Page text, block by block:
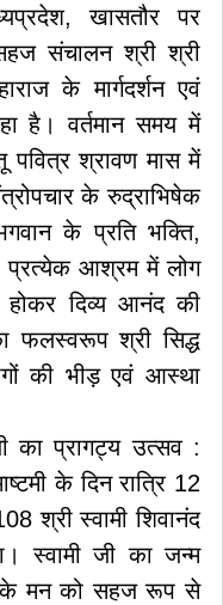
खासतौर पर
संचालन श्री श्री
के मार्गदर्शन एवं
है। वर्तमान समय में
पवित्र श्रावण मास में
के रुद्राभिषेक
के प्रति भक्ति,
प्रत्येक आश्रम में लोग
दिव्य आनंद की
फलस्वरूप श्री सिद्ध
की भीड़ एवं आस्था
का प्रागट्य उत्सव :
के दिन रात्रि 12
श्री स्वामी शिवानंद
स्वामी जी का जन्म
के मन को सहज रूप से